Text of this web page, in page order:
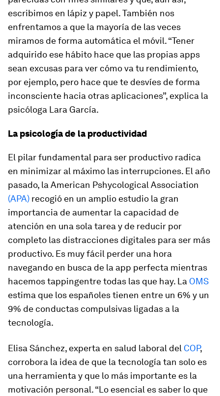
escribimos en lápiz y papel. También nos
enfrentamos a que la mayoría de las veces
miramos de forma automática el móvil. “Tener
adquirido ese hábito hace que las propias apps
sean excusas para ver cómo va tu rendimiento,
por ejemplo, pero hace que te desvíes de forma
inconsciente hacia otras aplicaciones”, explica la
psicóloga Lara García.
La psicología de la productividad
El pilar fundamental para ser productivo radica
en minimizar al máximo las interrupciones. El año
pasado, la American Pshycological Association
(APA) recogió en un amplio estudio la gran
importancia de aumentar la capacidad de
atención en una sola tarea y de reducir por
completo las distracciones digitales para ser más
productivo. Es muy fácil perder una hora
navegando en busca de la app perfecta mientras
hacemostappingentre todas las que hay. La OMS
estima que los españoles tienen entre un 6% y un
9% de conductas compulsivas ligadas a la
tecnología.
Elisa Sánchez, experta en salud laboral del COP,
corrobora la idea de que la tecnología tan solo es
una herramienta y que lo más importante es la
motivación personal. “Lo esencial es saber lo que